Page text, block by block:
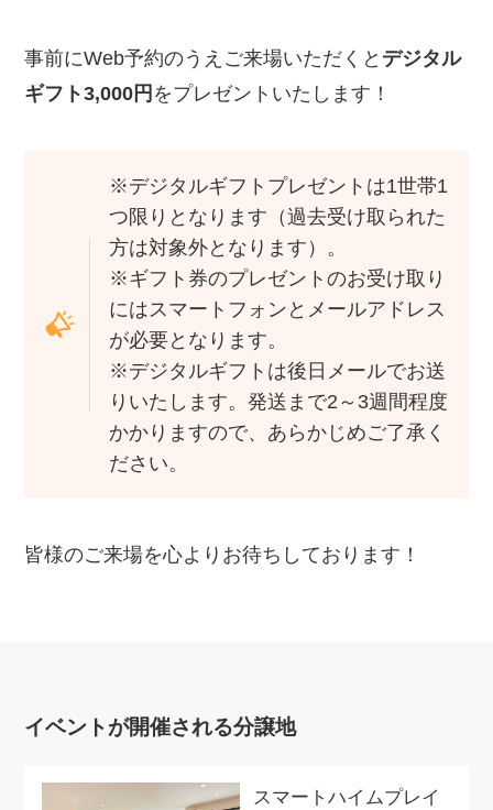
事前にWeb予約のうえご来場いただくと デジタル
ギフト3,000円 をプレゼントいたします！
※デジタルギフトプレゼントは1世帯1
つ限りとなります（過去受け取られた
方は対象外となります）。
※ギフト券のプレゼントのお受け取り
にはスマートフォンとメールアドレス
が必要となります。
※デジタルギフトは後日メールでお送
りいたします。発送まで2～3週間程度
かかりますので、あらかじめご了承く
ださい。
皆様のご来場を心よりお待ちしております！
イベントが開催される分譲地
スマートハイムプレイ